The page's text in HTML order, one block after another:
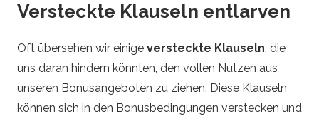
Versteckte Klauseln entlarven
Oft übersehen wir einige versteckte Klauseln , die
uns daran hindern könnten, den vollen Nutzen aus
unseren Bonusangeboten zu ziehen. Diese Klauseln
können sich in den Bonusbedingungen verstecken und